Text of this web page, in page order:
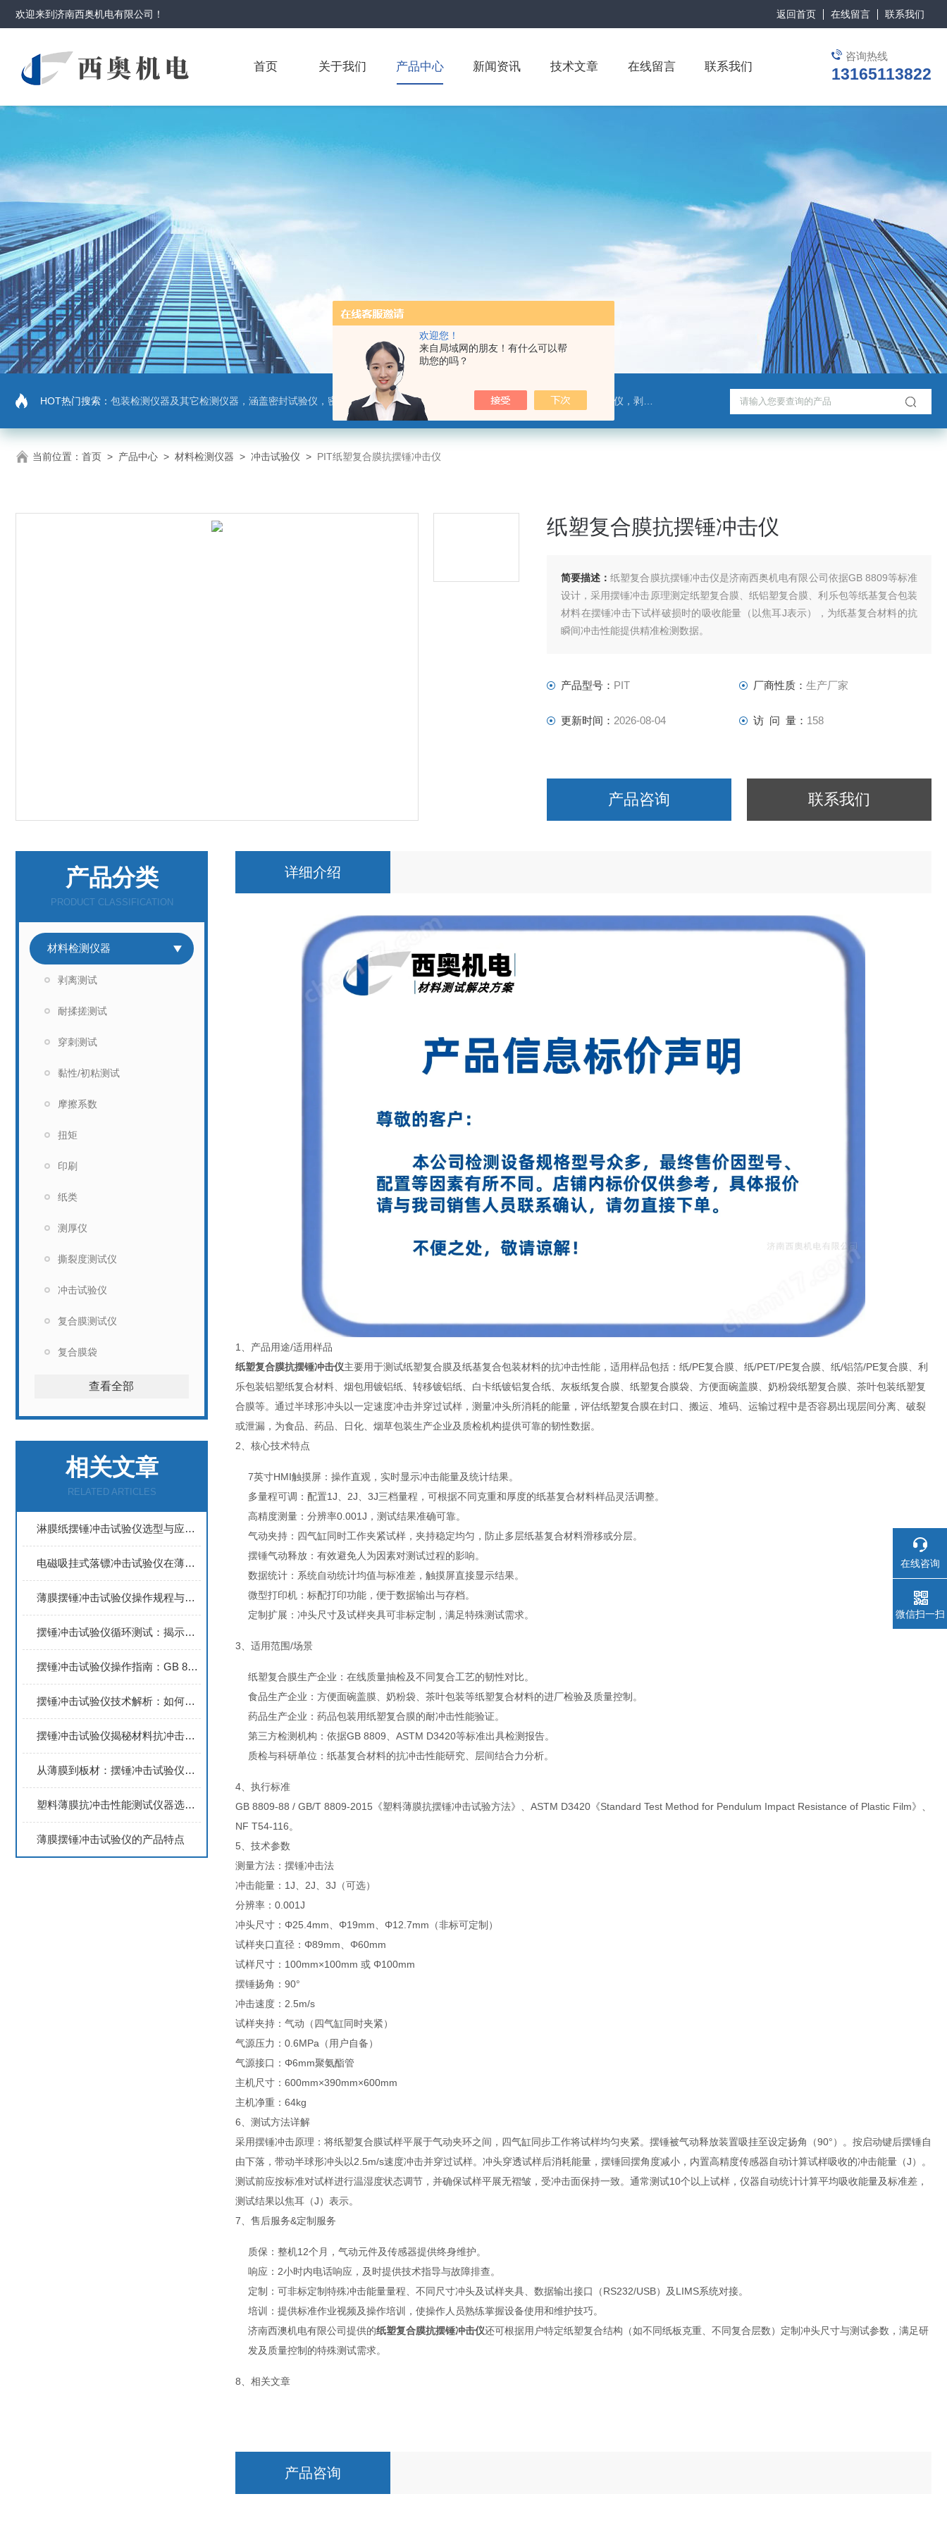
欢迎您！
来自局域网的朋友！有什么可以帮
助您的吗？
欢迎来到济南西奥机电有限公司 ！ 返回首页 在线留言 联系我们
咨询热线
13165113822
首页 关于我们 产品中心 新闻资讯 技术文章 在线留言 联系我们
HOT热门搜索： 包装检测仪器及其它检测仪器，涵盖密封试验仪，密封与泄漏强度测试仪，拉力机，抗压机，热封试验仪，摩擦系数仪，剥离力测试仪，医药包装检测仪，冲击试验仪，安瓿瓶折断力测试仪，垂直度偏差测试仪，扭矩仪，手提袋疲劳度测试仪
当前位置： 首页 > 产品中心 > 材料检测仪器 > 冲击试验仪 > PIT纸塑复合膜抗摆锤冲击仪
纸塑复合膜抗摆锤冲击仪
简要描述：纸塑复合膜抗摆锤冲击仪是济南西奥机电有限公司依据GB 8809等标准
设计，采用摆锤冲击原理测定纸塑复合膜、纸铝塑复合膜、利乐包等纸基复合包装
材料在摆锤冲击下试样破损时的吸收能量（以焦耳J表示），为纸基复合材料的抗
瞬间冲击性能提供精准检测数据。
产品型号： PIT 厂商性质： 生产厂家
更新时间： 2026-08-04 访 问 量： 158
产品咨询 联系我们
产品分类
PRODUCT CLASSIFICATION
材料检测仪器
剥离测试
耐揉搓测试
穿刺测试
黏性/初粘测试
摩擦系数
扭矩
印刷
纸类
测厚仪
撕裂度测试仪
冲击试验仪
复合膜测试仪
复合膜袋
查看全部
相关文章
RELATED ARTICLES
淋膜纸摆锤冲击试验仪选型与应用指南
电磁吸挂式落镖冲击试验仪在薄膜质检 GB/T 9639.1与ASTM D1709标准解读
薄膜摆锤冲击试验仪操作规程与测试原理专业解析
摆锤冲击试验仪循环测试：揭示材料抗疲劳冲击性能核心指标
摆锤冲击试验仪操作指南：GB 8809 标准下的薄膜冲击测试要点
摆锤冲击试验仪技术解析：如何精准捕捉材料破裂瞬间能量值
摆锤冲击试验仪揭秘材料抗冲击韧性优化关键
从薄膜到板材：摆锤冲击试验仪的多场景检测实力大揭秘
塑料薄膜抗冲击性能测试仪器选择——PIT-01摆锤冲击试验仪
薄膜摆锤冲击试验仪的产品特点
详细介绍
1、产品用途/适用样品
纸塑复合膜抗摆锤冲击仪主要用于测试纸塑复合膜及纸基复合包装材料的抗冲击性能，适用样品包括：纸/PE复合膜、纸/PET/PE复合膜、纸/铝箔/PE复合膜、利
乐包装铝塑纸复合材料、烟包用镀铝纸、转移镀铝纸、白卡纸镀铝复合纸、灰板纸复合膜、纸塑复合膜袋、方便面碗盖膜、奶粉袋纸塑复合膜、茶叶包装纸塑复
合膜等。通过半球形冲头以一定速度冲击并穿过试样，测量冲头所消耗的能量，评估纸塑复合膜在封口、搬运、堆码、运输过程中是否容易出现层间分离、破裂
或泄漏，为食品、药品、日化、烟草包装生产企业及质检机构提供可靠的韧性数据。
2、核心技术特点
7英寸HMI触摸屏：操作直观，实时显示冲击能量及统计结果。
多量程可调：配置1J、2J、3J三档量程，可根据不同克重和厚度的纸基复合材料样品灵活调整。
高精度测量：分辨率0.001J，测试结果准确可靠。
气动夹持：四气缸同时工作夹紧试样，夹持稳定均匀，防止多层纸基复合材料滑移或分层。
摆锤气动释放：有效避免人为因素对测试过程的影响。
数据统计：系统自动统计均值与标准差，触摸屏直接显示结果。
微型打印机：标配打印功能，便于数据输出与存档。
定制扩展：冲头尺寸及试样夹具可非标定制，满足特殊测试需求。
3、适用范围/场景
纸塑复合膜生产企业：在线质量抽检及不同复合工艺的韧性对比。
食品生产企业：方便面碗盖膜、奶粉袋、茶叶包装等纸塑复合材料的进厂检验及质量控制。
药品生产企业：药品包装用纸塑复合膜的耐冲击性能验证。
第三方检测机构：依据GB 8809、ASTM D3420等标准出具检测报告。
质检与科研单位：纸基复合材料的抗冲击性能研究、层间结合力分析。
4、执行标准
GB 8809-88 / GB/T 8809-2015《塑料薄膜抗摆锤冲击试验方法》、ASTM D3420《Standard Test Method for Pendulum Impact Resistance of Plastic Film》、
NF T54-116。
5、技术参数
测量方法：摆锤冲击法
冲击能量：1J、2J、3J（可选）
分辨率：0.001J
冲头尺寸：Φ25.4mm、Φ19mm、Φ12.7mm（非标可定制）
试样夹口直径：Φ89mm、Φ60mm
试样尺寸：100mm×100mm 或 Φ100mm
摆锤扬角：90°
冲击速度：2.5m/s
试样夹持：气动（四气缸同时夹紧）
气源压力：0.6MPa（用户自备）
气源接口：Φ6mm聚氨酯管
主机尺寸：600mm×390mm×600mm
主机净重：64kg
6、测试方法详解
采用摆锤冲击原理：将纸塑复合膜试样平展于气动夹环之间，四气缸同步工作将试样均匀夹紧。摆锤被气动释放装置吸挂至设定扬角（90°）。按启动键后摆锤自
由下落，带动半球形冲头以2.5m/s速度冲击并穿过试样。冲头穿透试样后消耗能量，摆锤回摆角度减小，内置高精度传感器自动计算试样吸收的冲击能量（J）。
测试前应按标准对试样进行温湿度状态调节，并确保试样平展无褶皱，受冲击面保持一致。通常测试10个以上试样，仪器自动统计计算平均吸收能量及标准差，
测试结果以焦耳（J）表示。
7、售后服务&定制服务
质保：整机12个月，气动元件及传感器提供终身维护。
响应：2小时内电话响应，及时提供技术指导与故障排查。
定制：可非标定制特殊冲击能量量程、不同尺寸冲头及试样夹具、数据输出接口（RS232/USB）及LIMS系统对接。
培训：提供标准作业视频及操作培训，使操作人员熟练掌握设备使用和维护技巧。
济南西澳机电有限公司提供的纸塑复合膜抗摆锤冲击仪还可根据用户特定纸塑复合结构（如不同纸板克重、不同复合层数）定制冲头尺寸与测试参数，满足研
发及质量控制的特殊测试需求。
8、相关文章
产品咨询
在线咨询
微信扫一扫